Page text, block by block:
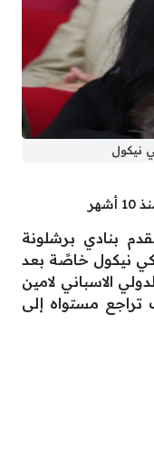
نيكول
أشهر
بنادي برشلونة
نيكول خاصًة بعد
الاسباني لامين
مستواه إلى